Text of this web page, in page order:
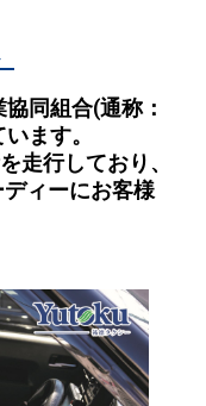
同組合(通称：
ます。
走行しており、
ィーにお客様